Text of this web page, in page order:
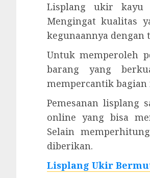
Lisplang ukir kayu
Mengingat kualitas
kegunaannya dengan
Untuk memperoleh
barang yang
mempercantik
Pemesanan lisplang
online yang bisa
Selain
diberikan.
Lisplang Ukir